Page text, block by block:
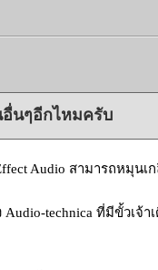
อื่นๆอีกไหมครับ
Audio สามารถหมุนเ
technica ที่มีขั้วเจ้